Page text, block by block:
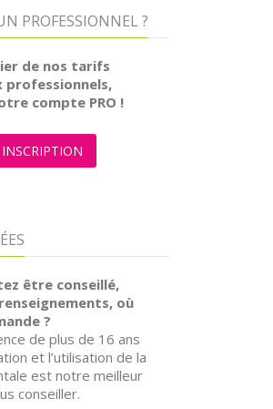
PROFESSIONNEL ?
de nos tarifs
professionnels,
compte PRO !
INSCRIPTION
être conseillé,
où
?
de plus de 16 ans
et l’utilisation de la
est notre meilleur
conseiller.